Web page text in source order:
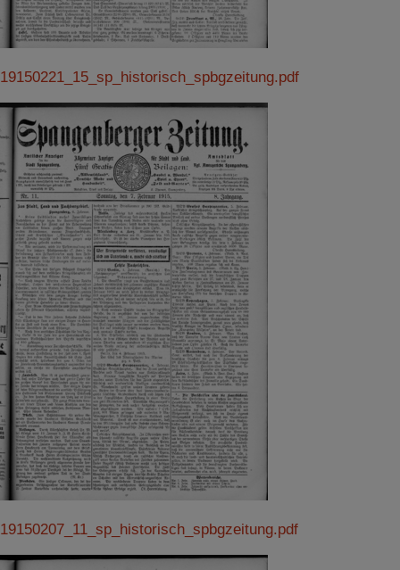
19150221_15_sp_historisch_spbgzeitung.pdf
19150207_11_sp_historisch_spbgzeitung.pdf
Details anzeigen